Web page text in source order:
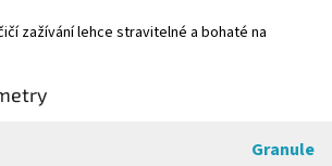
zažívání lehce stravitelné a bohaté na
Granule